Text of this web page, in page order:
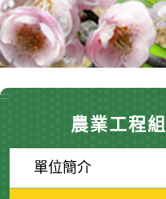
:::
農業工程組
單位簡介